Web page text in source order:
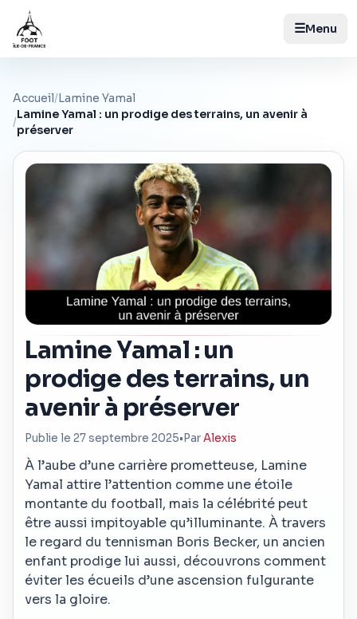
☰Menu
Accueil/Lamine Yamal
/
Lamine Yamal : un prodige des terrains, un avenir à
préserver
Lamine Yamal : un
prodige des terrains, un
avenir à préserver
Publie le 27 septembre 2025• ParAlexis
À l’aube d’une carrière prometteuse, Lamine
Yamal attire l’attention comme une étoile
montante du football, mais la célébrité peut
être aussi impitoyable qu’illuminante. À travers
le regard du tennisman Boris Becker, un ancien
enfant prodige lui aussi, découvrons comment
éviter les écueils d’une ascension fulgurante
vers la gloire.